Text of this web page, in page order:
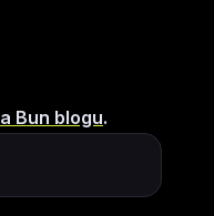
Bun blogu.